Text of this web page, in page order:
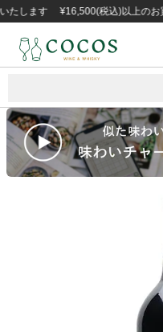
ます ¥16,500(税込)以上のお買い